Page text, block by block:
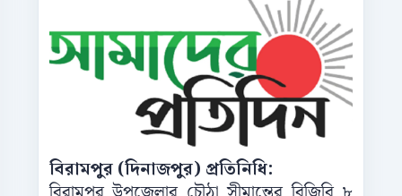
বিরামপুর (দিনাজপুর) প্রতিনিধি: